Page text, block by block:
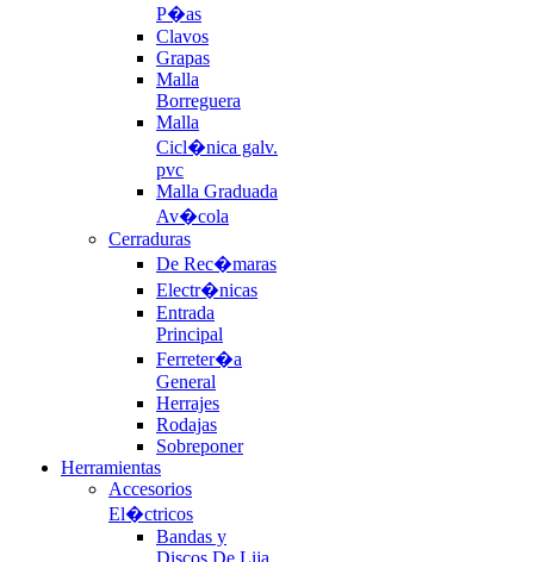
P�as
Clavos
Grapas
Malla
Borreguera
Malla
Cicl�nica galv.
pvc
Malla Graduada
Av�cola
Cerraduras
De Rec�maras
Electr�nicas
Entrada
Principal
Ferreter�a
General
Herrajes
Rodajas
Sobreponer
Herramientas
Accesorios
El�ctricos
Bandas y
Discos De Lija